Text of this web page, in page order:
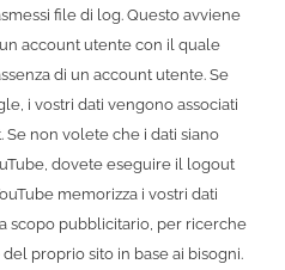
file di log. Questo avviene
account utente con il quale
di un account utente. Se
i vostri dati vengono associati
non volete che i dati siano
dovete eseguire il logout
memorizza i vostri dati
scopo pubblicitario, per ricerche
proprio sito in base ai bisogni.